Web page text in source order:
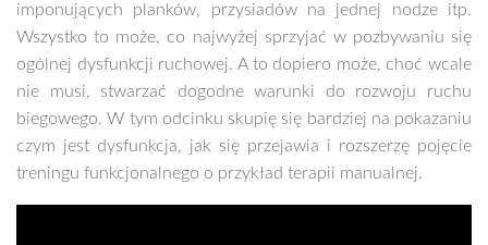
imponujących planków, przysiadów na jednej nodze itp.
Wszystko to może, co najwyżej sprzyjać w pozbywaniu się
ogólnej dysfunkcji ruchowej. A to dopiero może, choć wcale
nie musi, stwarzać dogodne warunki do rozwoju ruchu
biegowego. W tym odcinku skupię się bardziej na pokazaniu
czym jest dysfunkcja, jak się przejawia i rozszerzę pojęcie
treningu funkcjonalnego o przykład terapii manualnej.